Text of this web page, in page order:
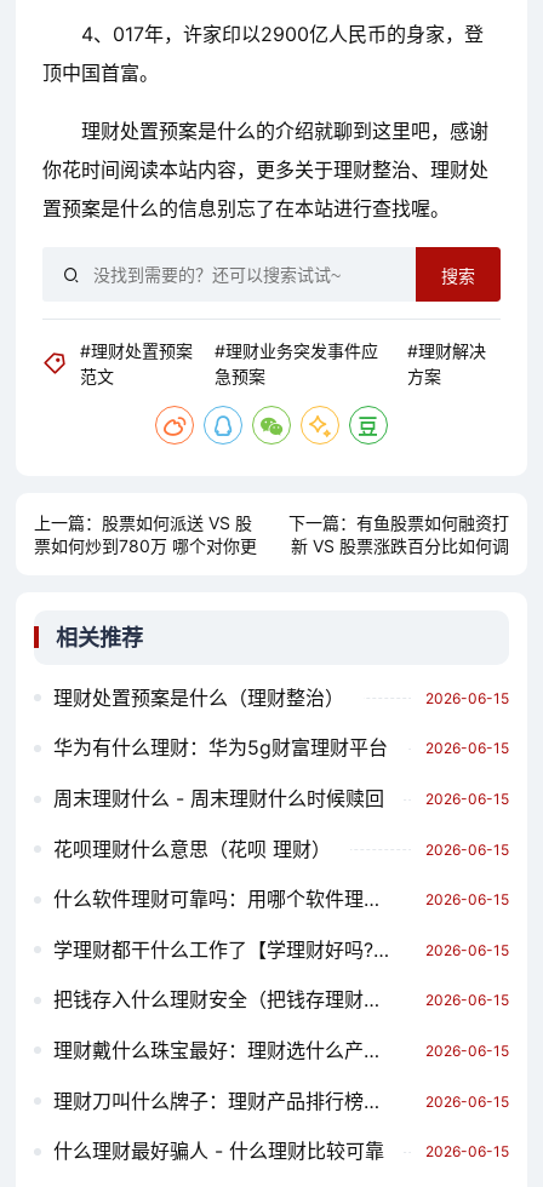
4、017年，许家印以2900亿人民币的身家，登
顶中国首富。
理财处置预案是什么的介绍就聊到这里吧，感谢
你花时间阅读本站内容，更多关于理财整治、理财处
置预案是什么的信息别忘了在本站进行查找喔。
搜索
#理财处置预案
范文
#理财业务突发事件应
急预案
#理财解决
方案
上一篇： 股票如何派送 VS 股
票如何炒到780万 哪个对你更
下一篇：有鱼股票如何融资打
新 VS 股票涨跌百分比如何调
相关推荐
理财处置预案是什么（理财整治） 2026-06-15
华为有什么理财：华为5g财富理财平台 2026-06-15
周末理财什么 - 周末理财什么时候赎回 2026-06-15
花呗理财什么意思（花呗 理财） 2026-06-15
什么软件理财可靠吗：用哪个软件理财最好 2026-06-15
学理财都干什么工作了【学理财好吗?】 2026-06-15
把钱存入什么理财安全（把钱存理财安全吗） 2026-06-15
理财戴什么珠宝最好：理财选什么产品比较好 2026-06-15
理财刀叫什么牌子：理财产品排行榜前十名 2026-06-15
什么理财最好骗人 - 什么理财比较可靠 2026-06-15